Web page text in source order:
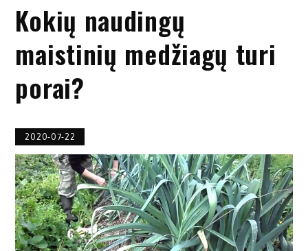
Kokių naudingų
maistinių medžiagų turi
porai?
2020-07-22